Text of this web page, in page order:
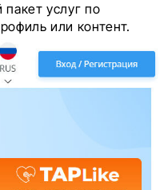
услуг по
или контент.